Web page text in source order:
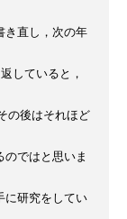
き直し，次の年
していると，
の後はそれほど
ではと思いま
に研究をしてい